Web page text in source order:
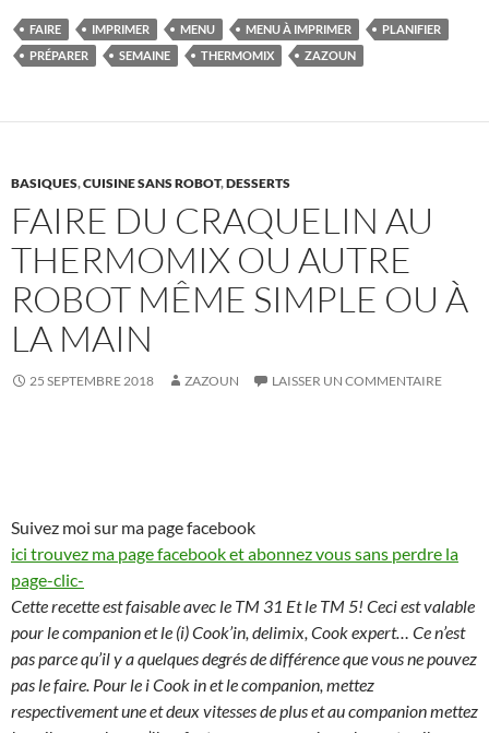
FAIRE IMPRIMER MENU MENU À IMPRIMER
PLANIFIER
PRÉPARER
SEMAINE THERMOMIX ZAZOUN
BASIQUES,CUISINE SANS ROBOT,DESSERTS
FAIRE DU CRAQUELIN AU
THERMOMIX OU AUTRE
ROBOT MÊME SIMPLE OU À
LA MAIN
25 SEPTEMBRE 2018 ZAZOUN LAISSER UN COMMENTAIRE
Suivez moi sur ma page facebook
ici trouvez ma page facebook et abonnez vous sans perdre la
page-clic-
Cette recette est faisable avec le TM 31 Et le TM 5! Ceci est valable
pour le companion et le (i) Cook’in, delimix, Cook expert… Ce n’est
pas parce qu’il y a quelques degrés de différence que vous ne pouvez
pas le faire. Pour le i Cook in et le companion, mettez
respectivement une et deux vitesses de plus et au companion mettez